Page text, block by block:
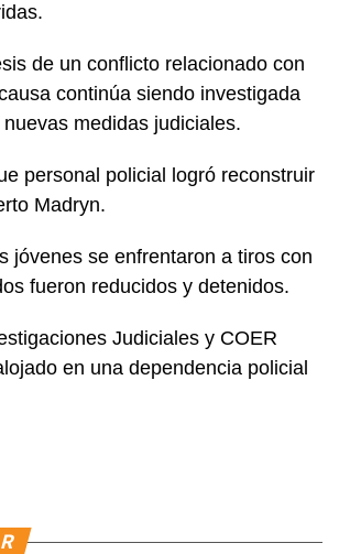
de un conflicto relacionado con
continúa siendo investigada
medidas judiciales.
personal policial logró reconstruir
Madryn.
jóvenes se enfrentaron a tiros con
fueron reducidos y detenidos.
Judiciales y COER
en una dependencia policial